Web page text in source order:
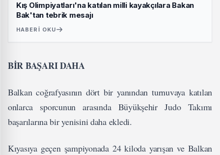
Kış Olimpiyatları'na katılan milli kayakçılara Bakan
Bak'tan tebrik mesajı
HABERI OKU
BİR BAŞARI DAHA
Balkan coğrafyasının dört bir yanından turnuvaya katılan
onlarca sporcunun arasında Büyükşehir Judo Takımı
başarılarına bir yenisini daha ekledi.
Kıyasıya geçen şampiyonada 24 kiloda yarışan ve Balkan